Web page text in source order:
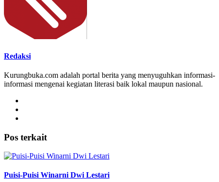
Redaksi
Kurungbuka.com adalah portal berita yang menyuguhkan informasi-
informasi mengenai kegiatan literasi baik lokal maupun nasional.
Pos terkait
Puisi-Puisi Winarni Dwi Lestari